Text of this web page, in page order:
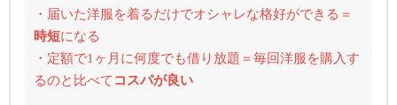
・届いた洋服を着るだけでオシャレな格好ができる＝
時短になる
・定額で1ヶ月に何度でも借り放題＝毎回洋服を購入す
るのと比べて コスパが良い